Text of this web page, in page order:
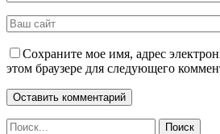
Сохраните мое имя, адрес
этом браузере для следующего